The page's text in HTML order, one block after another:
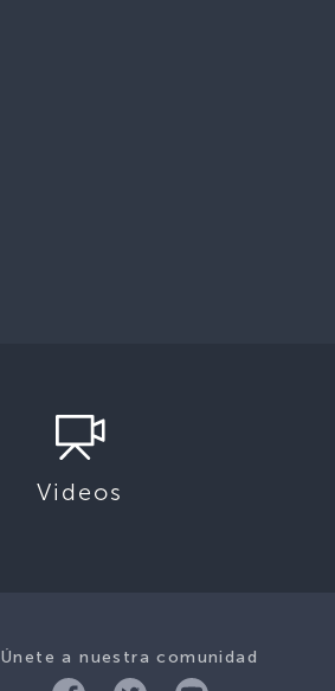
Videos
Únete a nuestra comunidad